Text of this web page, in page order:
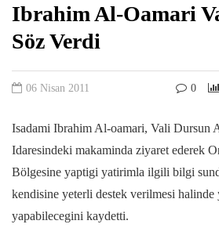
Ibrahim Al-Oamari
Söz Verdi
06 Nisan 2011 0
Isadami Ibrahim Al-oamari, Vali Dursun
Idaresindeki makaminda ziyaret ederek
Bölgesine yaptigi yatirimla ilgili bilgi
kendisine yeterli destek verilmesi
yapabilecegini kaydetti.